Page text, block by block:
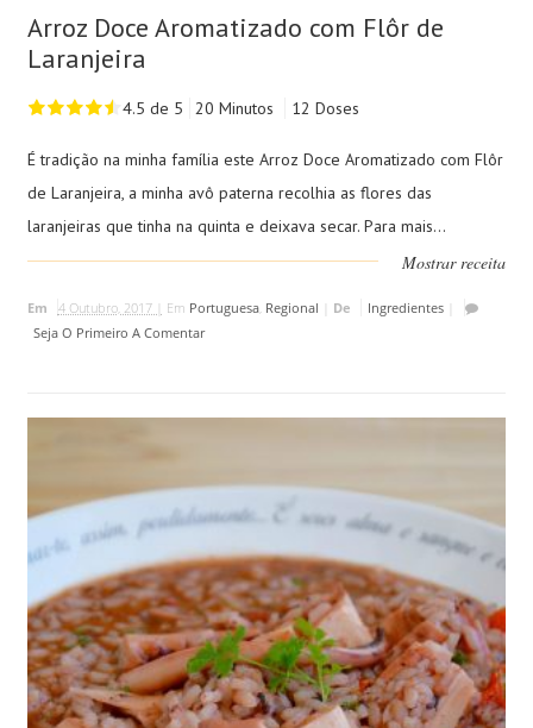
Arroz Doce Aromatizado com Flôr de
Laranjeira
4.5 de 5 20 Minutos 12 Doses
É tradição na minha família este Arroz Doce Aromatizado com Flôr
de Laranjeira, a minha avô paterna recolhia as flores das
laranjeiras que tinha na quinta e deixava secar. Para mais...
Mostrar receita
Em 4 Outubro, 2017 | Em Portuguesa, Regional De Ingredientes|
Seja O Primeiro A Comentar